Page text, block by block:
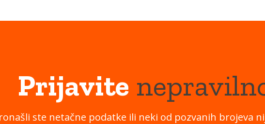
Prijavite
ste netačne podatke ili neki od pozvanih brojeva